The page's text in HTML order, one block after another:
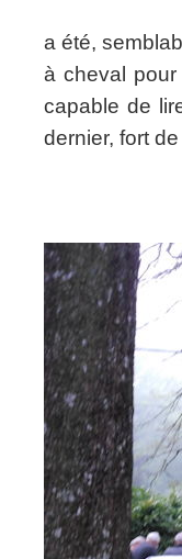
a été,
à cheval
capable de
dernier, fort